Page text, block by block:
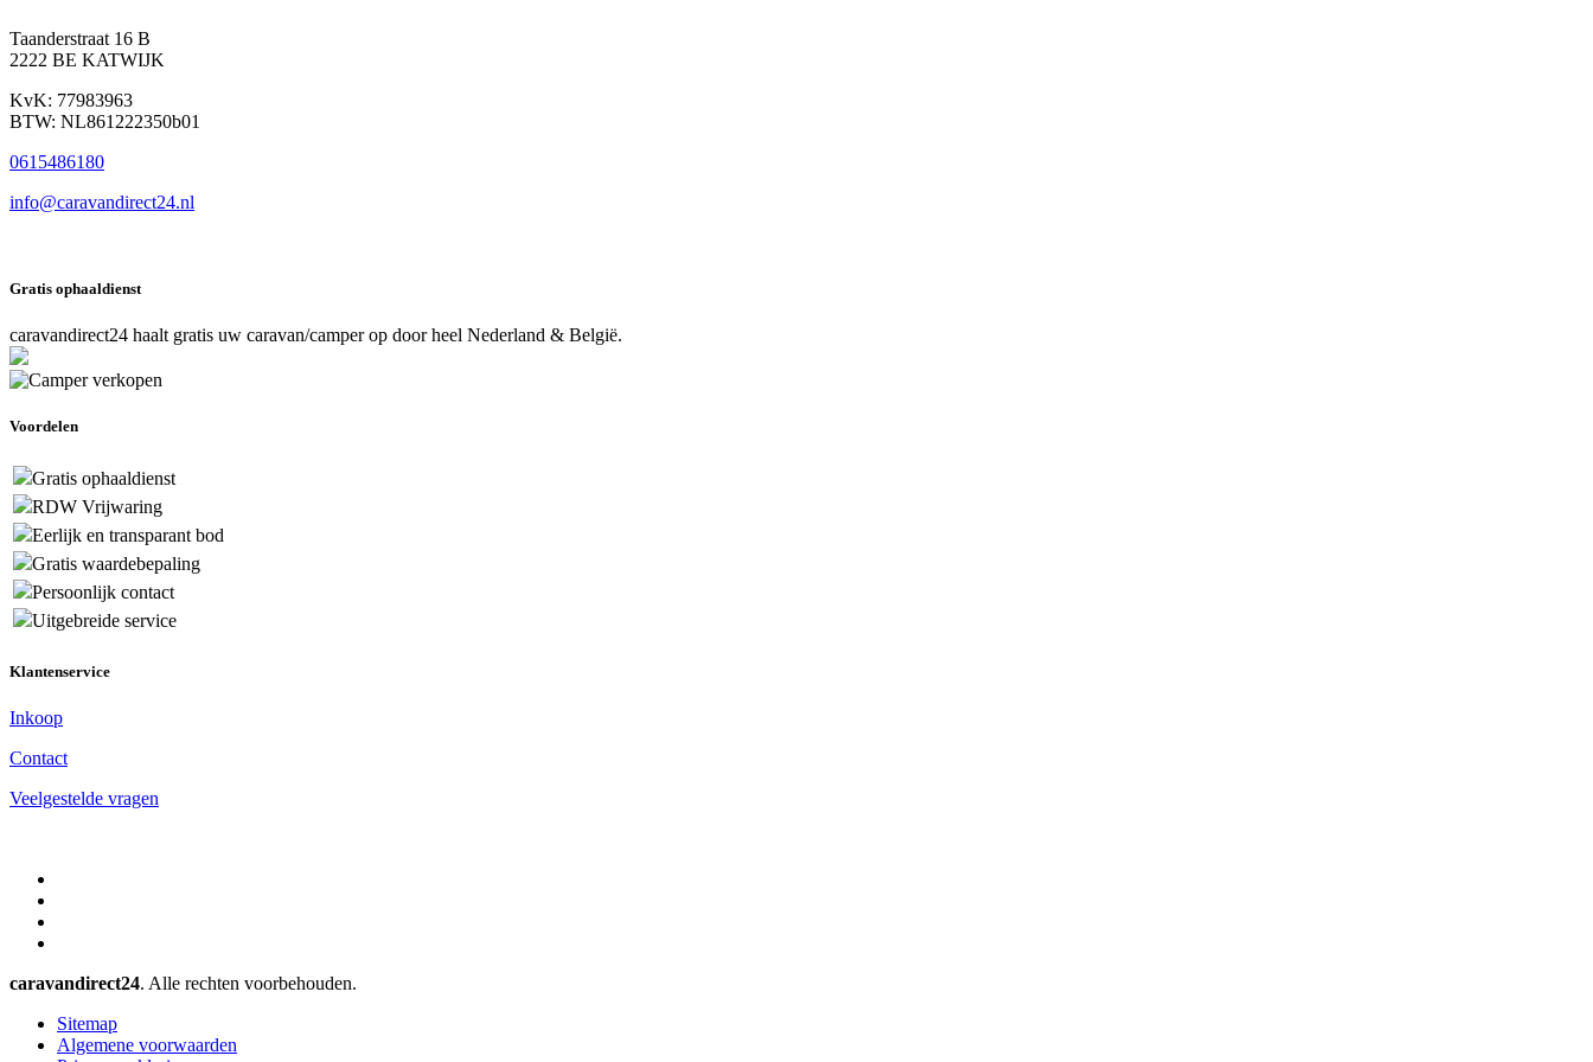
Taanderstraat 16 B
2222 BE KATWIJK
KvK: 77983963
BTW: NL861222350b01
0615486180
info@caravandirect24.nl
Gratis ophaaldienst
caravandirect24 haalt gratis uw caravan/camper op door heel Nederland & België.
Voordelen
Gratis ophaaldienst
RDW Vrijwaring
Eerlijk en transparant bod
Gratis waardebepaling
Persoonlijk contact
Uitgebreide service
Klantenservice
Inkoop
Contact
Veelgestelde vragen
caravandirect24. Alle rechten voorbehouden.
Sitemap
Algemene voorwaarden